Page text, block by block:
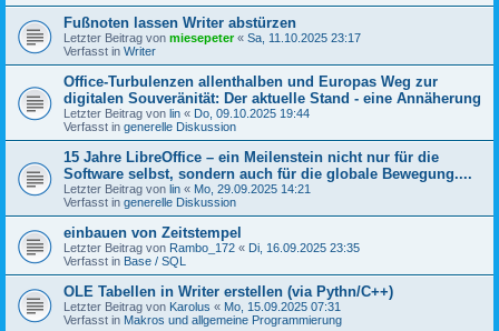
Fußnoten lassen Writer abstürzen
Letzter Beitrag von miesepeter« Sa, 11.10.2025 23:17
Verfasst in Writer
Office-Turbulenzen allenthalben und Europas Weg zur
digitalen Souveränität: Der aktuelle Stand - eine Annäherung
Letzter Beitrag von lin « Do, 09.10.2025 19:44
Verfasst in generelle Diskussion
15 Jahre LibreOffice – ein Meilenstein nicht nur für die
Software selbst, sondern auch für die globale Bewegung....
Letzter Beitrag von lin « Mo, 29.09.2025 14:21
Verfasst in generelle Diskussion
einbauen von Zeitstempel
Letzter Beitrag von Rambo_172 « Di, 16.09.2025 23:35
Verfasst in Base / SQL
OLE Tabellen in Writer erstellen (via Pythn/C++)
Letzter Beitrag von Karolus « Mo, 15.09.2025 07:31
Verfasst in Makros und allgemeine Programmierung